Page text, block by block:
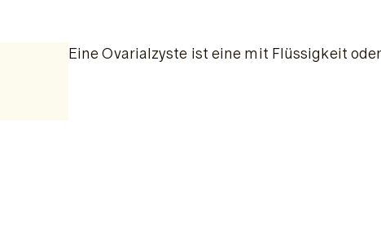
Eine Ovarialzyste ist eine mit Flüssigkeit